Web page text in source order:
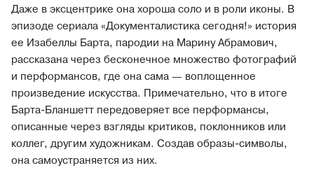
Даже в эксцентрике она хороша соло и в роли иконы. В
эпизоде сериала «Документалистика сегодня!» история
ее Изабеллы Барта, пародии на Марину Абрамович,
рассказана через бесконечное множество фотографий
и перформансов, где она сама — воплощенное
произведение искусства. Примечательно, что в итоге
Барта-Бланшетт передоверяет все перформансы,
описанные через взгляды критиков, поклонников или
коллег, другим художникам. Создав образы-символы,
она самоустраняется из них.